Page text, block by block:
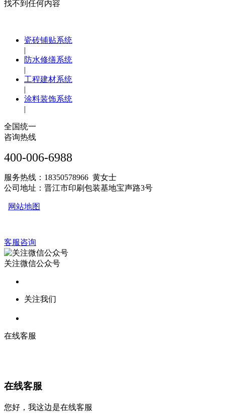
找不到任何内容
瓷砖铺贴系统
|
防水修缮系统
|
工程建材系统
|
涂料装饰系统
|
全国统一
咨询热线
400-006-6988
服务热线：18350578966 黄女士
公司地址：晋江市印刷包装基地宝声路3号
网站地图
客服咨询
关注微信公众号
关注我们
在线客服
在线客服
您好，我这边是在线客服